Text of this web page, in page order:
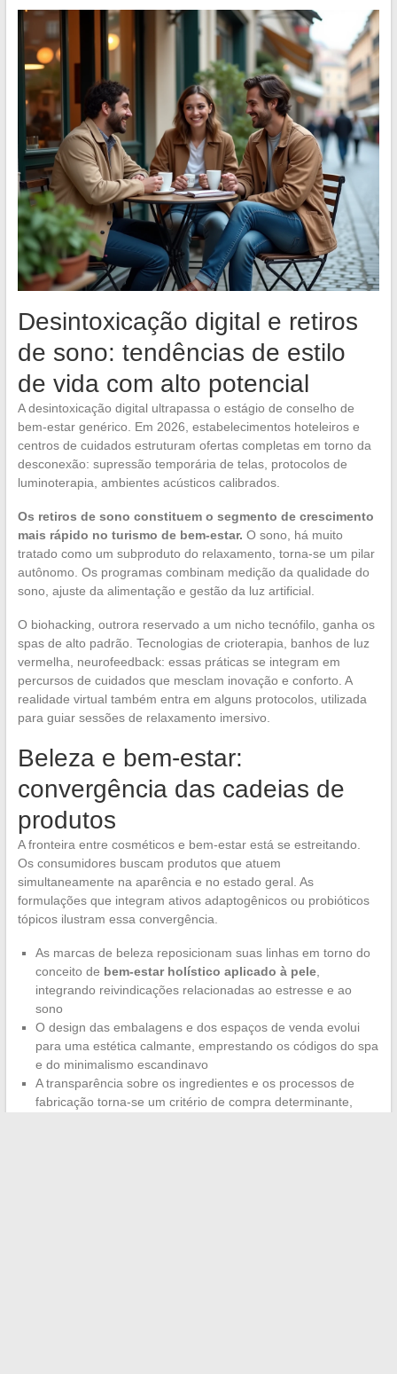
Desintoxicação digital e retiros
de sono: tendências de estilo
de vida com alto potencial
A desintoxicação digital ultrapassa o estágio de conselho de
bem-estar genérico. Em 2026, estabelecimentos hoteleiros e
centros de cuidados estruturam ofertas completas em torno da
desconexão: supressão temporária de telas, protocolos de
luminoterapia, ambientes acústicos calibrados.
Os retiros de sono constituem o segmento de crescimento
mais rápido no turismo de bem-estar. O sono, há muito
tratado como um subproduto do relaxamento, torna-se um pilar
autônomo. Os programas combinam medição da qualidade do
sono, ajuste da alimentação e gestão da luz artificial.
O biohacking, outrora reservado a um nicho tecnófilo, ganha os
spas de alto padrão. Tecnologias de crioterapia, banhos de luz
vermelha, neurofeedback: essas práticas se integram em
percursos de cuidados que mesclam inovação e conforto. A
realidade virtual também entra em alguns protocolos, utilizada
para guiar sessões de relaxamento imersivo.
Beleza e bem-estar:
convergência das cadeias de
produtos
A fronteira entre cosméticos e bem-estar está se estreitando.
Os consumidores buscam produtos que atuem
simultaneamente na aparência e no estado geral. As
formulações que integram ativos adaptogênicos ou probióticos
tópicos ilustram essa convergência.
As marcas de beleza reposicionam suas linhas em torno do
conceito de bem-estar holístico aplicado à pele,
integrando reivindicações relacionadas ao estresse e ao
sono
O design das embalagens e dos espaços de venda evolui
para uma estética calmante, emprestando os códigos do spa
e do minimalismo escandinavo
A transparência sobre os ingredientes e os processos de
fabricação torna-se um critério de compra determinante,